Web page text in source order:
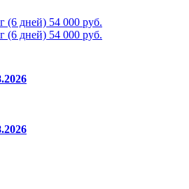
(6 дней) 54 000 руб.
(6 дней) 54 000 руб.